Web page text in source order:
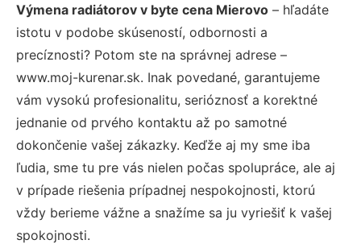
Výmena radiátorov v byte cena Mierovo – hľadáte
istotu v podobe skúseností, odbornosti a
precíznosti? Potom ste na správnej adrese –
www.moj-kurenar.sk. Inak povedané, garantujeme
vám vysokú profesionalitu, serióznosť a korektné
jednanie od prvého kontaktu až po samotné
dokončenie vašej zákazky. Keďže aj my sme iba
ľudia, sme tu pre vás nielen počas spolupráce, ale aj
v prípade riešenia prípadnej nespokojnosti, ktorú
vždy berieme vážne a snažíme sa ju vyriešiť k vašej
spokojnosti.